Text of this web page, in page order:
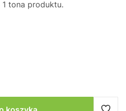
1 tona produktu.